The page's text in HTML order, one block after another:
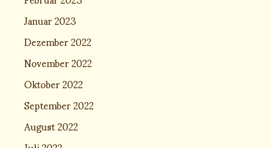
Januar 2023
Dezember 2022
November 2022
Oktober 2022
September 2022
August 2022